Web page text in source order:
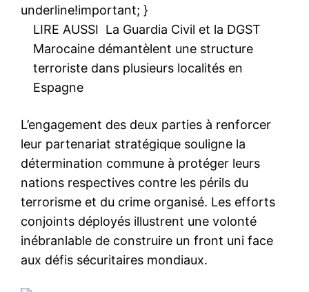
underline!important; }
LIRE AUSSI La Guardia Civil et la DGST
Marocaine démantèlent une structure
terroriste dans plusieurs localités en
Espagne
L’engagement des deux parties à renforcer
leur partenariat stratégique souligne la
détermination commune à protéger leurs
nations respectives contre les périls du
terrorisme et du crime organisé. Les efforts
conjoints déployés illustrent une volonté
inébranlable de construire un front uni face
aux défis sécuritaires mondiaux.